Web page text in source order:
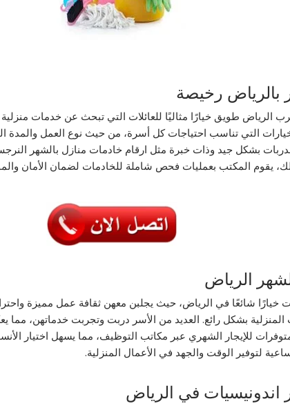
بالرياض رخيصة
الرياض طويق خيارًا مثاليًا للعائلات التي تبحث عن خدمات
التي تناسب احتياجات كل أسرة، من حيث نوع العمل والمدة
بشكل جيد وذات خبرة مثل ارقام خادمات منازل بالشهر
يقوم المكتب بعمليات فحص شاملة للخادمات لضمان الأمان
الرياض
خيارًا شائعًا في الرياض، حيث يجلبن معهن ثقافة عمل مميزة
بشكل رائع. العديد من الأسر دربت وتجربت خدماتهن، مما
للإيجار الشهري عبر مكاتب التوظيف، مما يسهل اختيار
لتوفير الوقت والجهد في الأعمال المنزلية.
اندونيسيات في الرياض